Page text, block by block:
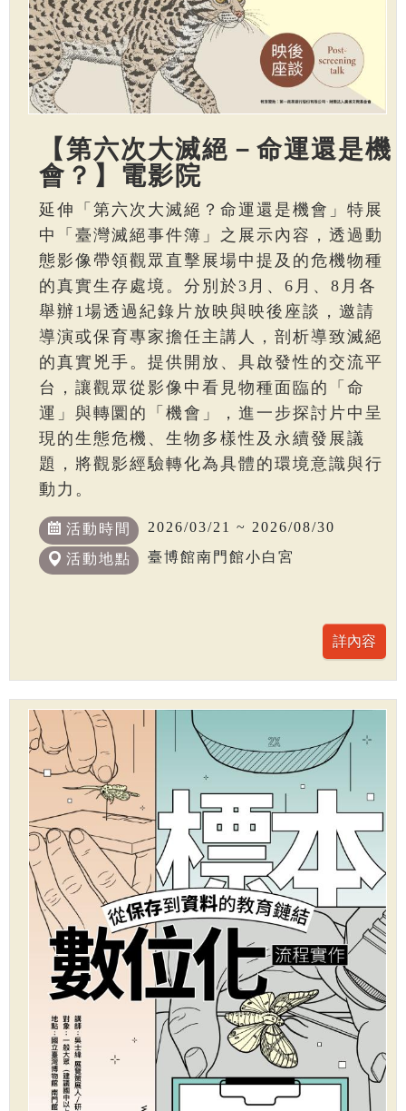
【第六次大滅絕－命運還是機
會？】電影院
延伸「第六次大滅絕？命運還是機會」特展
中「臺灣滅絕事件簿」之展示內容，透過動
態影像帶領觀眾直擊展場中提及的危機物種
的真實生存處境。分別於3月、6月、8月各
舉辦1場透過紀錄片放映與映後座談，邀請
導演或保育專家擔任主講人，剖析導致滅絕
的真實兇手。提供開放、具啟發性的交流平
台，讓觀眾從影像中看見物種面臨的「命
運」與轉圜的「機會」，進一步探討片中呈
現的生態危機、生物多樣性及永續發展議
題，將觀影經驗轉化為具體的環境意識與行
動力。
活動時間 2026/03/21 ~ 2026/08/30
活動地點 臺博館南門館小白宮